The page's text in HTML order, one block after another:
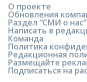
О проекте
Обновления
Раздел “СМИ о нас”
Написать в
Команда
Политика
Редакционная
Размещайте
Подписаться на